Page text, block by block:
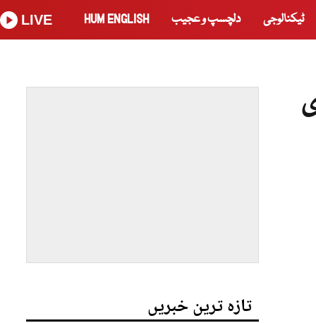
ٹیکنالوجی دلچسپ و عجیب HUM ENGLISH
LIVE
تازہ ترین خبریں